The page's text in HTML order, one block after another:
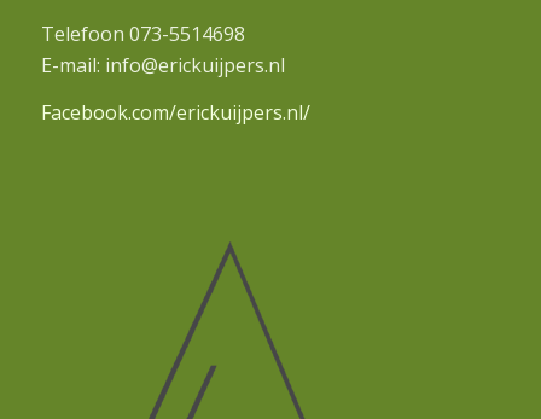
Telefoon 073-5514698
E-mail: info@erickuijpers.nl
Facebook.com/erickuijpers.nl/